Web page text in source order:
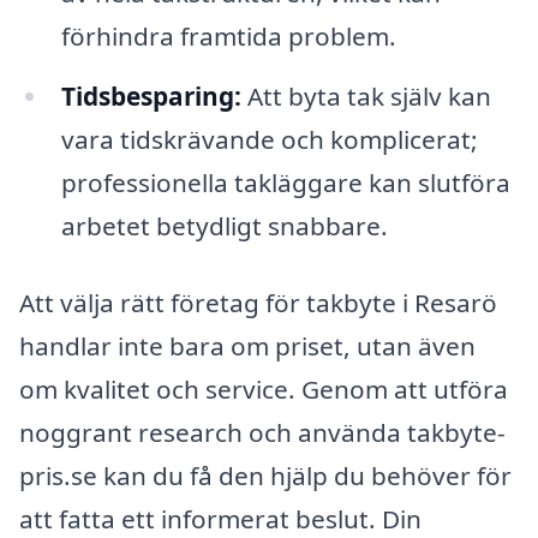
förhindra framtida problem.
Tidsbesparing: Att byta tak själv kan
vara tidskrävande och komplicerat;
professionella takläggare kan slutföra
arbetet betydligt snabbare.
Att välja rätt företag för takbyte i Resarö
handlar inte bara om priset, utan även
om kvalitet och service. Genom att utföra
noggrant research och använda takbyte-
pris.se kan du få den hjälp du behöver för
att fatta ett informerat beslut. Din